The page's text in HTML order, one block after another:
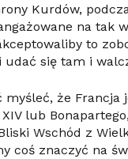
Kurdów,
na tak
to
udać się tam i
myśleć, że Francja
lub
Wschód z
coś znaczyć na